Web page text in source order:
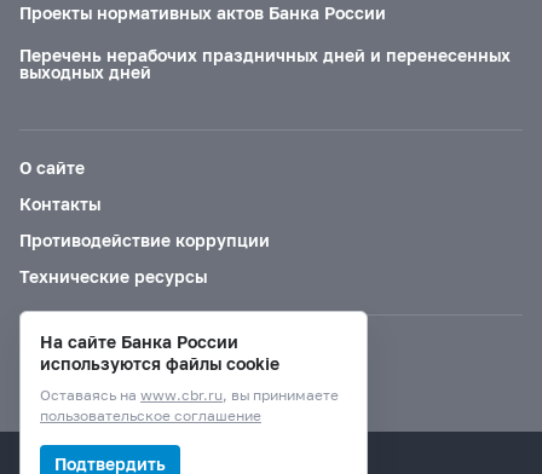
Проекты нормативных актов Банка России
Перечень нерабочих праздничных дней и перенесенных
выходных дней
О сайте
Контакты
Противодействие коррупции
Технические ресурсы
Версия для слабовидящих
© Банк России, 2000–2026.
На сайте Банка России
используются файлы cookie
Оставаясь на www.cbr.ru, вы принимаете
пользовательское соглашение
Подтвердить